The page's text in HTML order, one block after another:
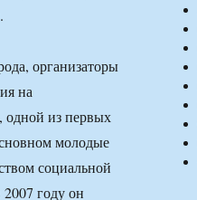
организаторы
на
одной из первых
молодые
социальной
году он